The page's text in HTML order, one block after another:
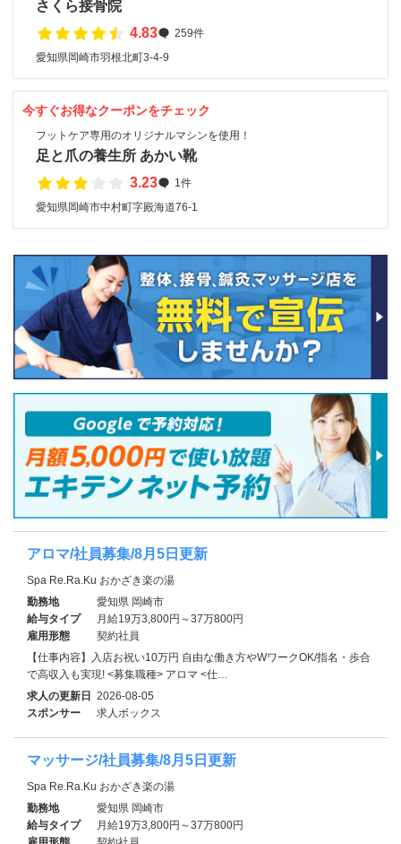
さくら接骨院
4.83
259件
愛知県岡崎市羽根北町3-4-9
今すぐお得なクーポンをチェック
フットケア専用のオリジナルマシンを使用！
足と爪の養生所 あかい靴
3.23
1件
愛知県岡崎市中村町字殿海道76-1
アロマ/社員募集/8月5日更新
Spa Re.Ra.Ku おかざき楽の湯
勤務地
愛知県 岡崎市
給与タイプ
月給19万3,800円～37万800円
雇用形態
契約社員
【仕事内容】入店お祝い10万円 自由な働き方やWワークOK/指名・歩合
で高収入も実現! <募集職種> アロマ <仕…
求人の更新日 2026-08-05
スポンサー
求人ボックス
マッサージ/社員募集/8月5日更新
Spa Re.Ra.Ku おかざき楽の湯
勤務地
愛知県 岡崎市
給与タイプ
月給19万3,800円～37万800円